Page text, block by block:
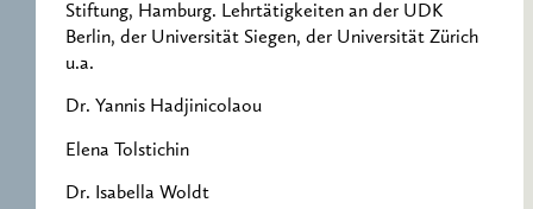
Stiftung, Hamburg. Lehrtätigkeiten an der UDK
Berlin, der Universität Siegen, der Universität Zürich
u.a.
Dr. Yannis Hadjinicolaou
Elena Tolstichin
Dr. Isabella Woldt